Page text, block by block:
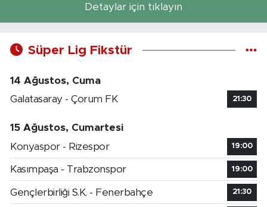
Detaylar için tıklayın
Süper Lig Fikstür
14 Ağustos, Cuma
Galatasaray - Çorum FK
21:30
15 Ağustos, Cumartesi
Konyaspor - Rizespor
19:00
Kasımpaşa - Trabzonspor 19:00
Gençlerbirliği S.K. - Fenerbahçe 21:30